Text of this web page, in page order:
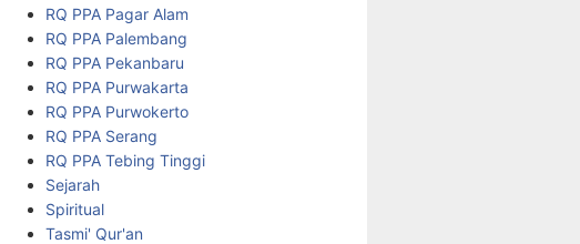
RQ PPA Pagar Alam
RQ PPA Palembang
RQ PPA Pekanbaru
RQ PPA Purwakarta
RQ PPA Purwokerto
RQ PPA Serang
RQ PPA Tebing Tinggi
Sejarah
Spiritual
Tasmi' Qur'an